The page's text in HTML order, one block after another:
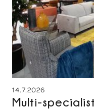
14.7.2026
Multi-